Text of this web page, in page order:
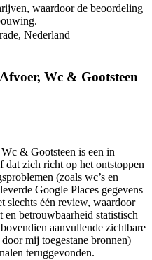
waardoor de beoordeling
Nederland
Wc & Gootsteen
& Gootsteen is een in
dat zich richt op het ontstoppen
(zoals wc’s en
Google Places gegevens
slechts één review, waardoor
betrouwbaarheid statistisch
aanvullende zichtbare
mij toegestane bronnen)
teruggevonden.